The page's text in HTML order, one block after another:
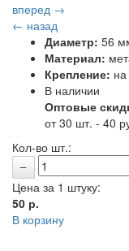
вперед →
← назад
Диаметр: 56
Материал:
Крепление:
В наличии
Оптовые
от 30 шт. - 40
Кол-во шт.:
Цена за 1 штуку:
50 р.
В корзину